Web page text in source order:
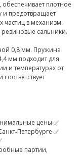
плотное
и предотвращает
частиц в механизм.
сальники.
0,8 мм. Пружина
мм подходит для
и температурах от
цены ✅
✅
партии,